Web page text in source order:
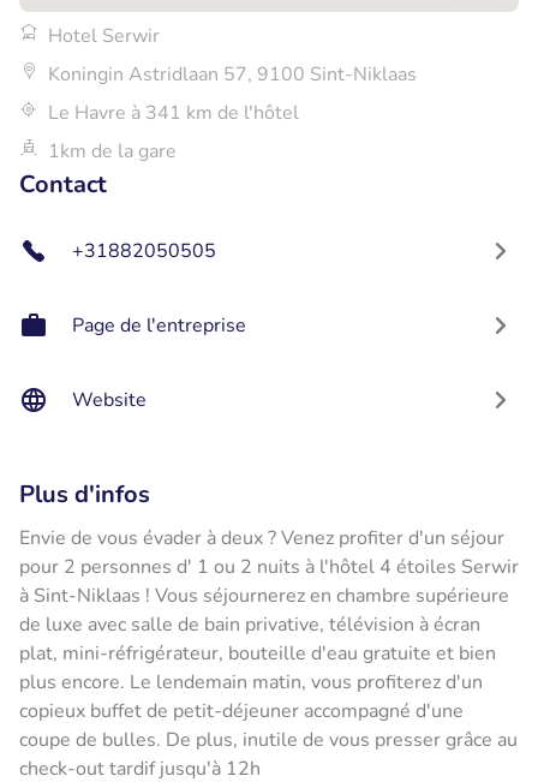
Hotel Serwir
Koningin Astridlaan 57, 9100 Sint-Niklaas
Le Havre à 341 km de l'hôtel
1km de la gare
Contact
+31882050505
Page de l'entreprise
Website
Plus d'infos
Envie de vous évader à deux ? Venez profiter d'un séjour
pour 2 personnes d' 1 ou 2 nuits à l'hôtel 4 étoiles Serwir
à Sint-Niklaas ! Vous séjournerez en chambre supérieure
de luxe avec salle de bain privative, télévision à écran
plat, mini-réfrigérateur, bouteille d'eau gratuite et bien
plus encore. Le lendemain matin, vous profiterez d'un
copieux buffet de petit-déjeuner accompagné d'une
coupe de bulles. De plus, inutile de vous presser grâce au
check-out tardif jusqu'à 12h